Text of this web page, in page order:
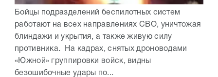
Бойцы подразделений беспилотных систем
работают на всех направлениях СВО, уничтожая
блиндажи и укрытия, а также живую силу
противника. На кадрах, снятых дроноводами
«Южной» группировки войск, видны
безошибочные удары по...